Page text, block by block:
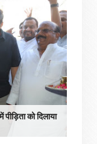
को दिलाया